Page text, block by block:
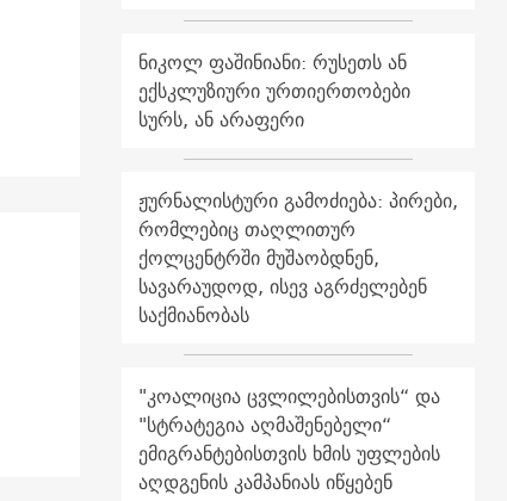
ნიკოლ ფაშინიანი: რუსეთს ან
ექსკლუზიური ურთიერთობები
სურს, ან არაფერი
ჟურნალისტური გამოძიება: პირები,
რომლებიც თაღლითურ
ქოლცენტრში მუშაობდნენ,
სავარაუდოდ, ისევ აგრძელებენ
საქმიანობას
"კოალიცია ცვლილებისთვის“ და
"სტრატეგია აღმაშენებელი“
ემიგრანტებისთვის ხმის უფლების
აღდგენის კამპანიას იწყებენ